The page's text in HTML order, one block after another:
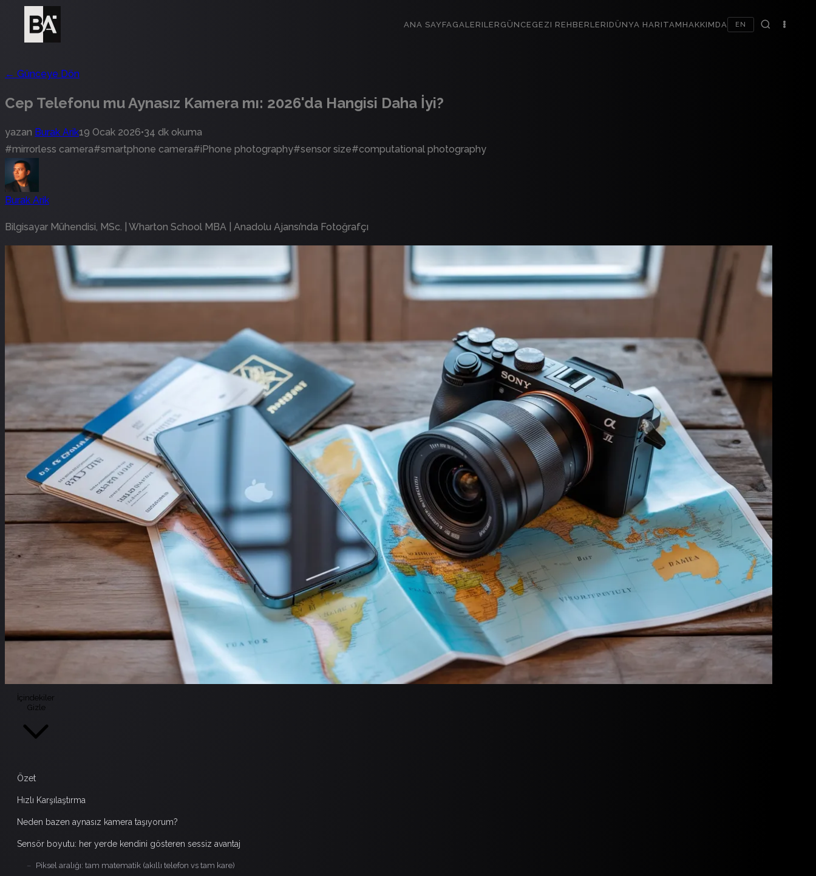
ANA SAYFA GALERILER GÜNCE GEZI REHBERLERI DÜNYA HARITAM HAKKIMDA EN
← Günceye Dön
Cep Telefonu mu Aynasız Kamera mı: 2026'da Hangisi Daha İyi?
yazan Burak Arik19 Ocak 2026•34 dk okuma
#mirrorless camera#smartphone camera#iPhone photography#sensor size#computational photography
Burak Arik
Bilgisayar Mühendisi, MSc. | Wharton School MBA | Anadolu Ajansı’nda Fotoğrafçı
İçindekiler
Gizle
Özet
Hızlı Karşılaştırma
Neden bazen aynasız kamera taşıyorum?
Sensör boyutu: her yerde kendini gösteren sessiz avantaj
– Piksel aralığı: tam matematik (akıllı telefon vs tam kare)